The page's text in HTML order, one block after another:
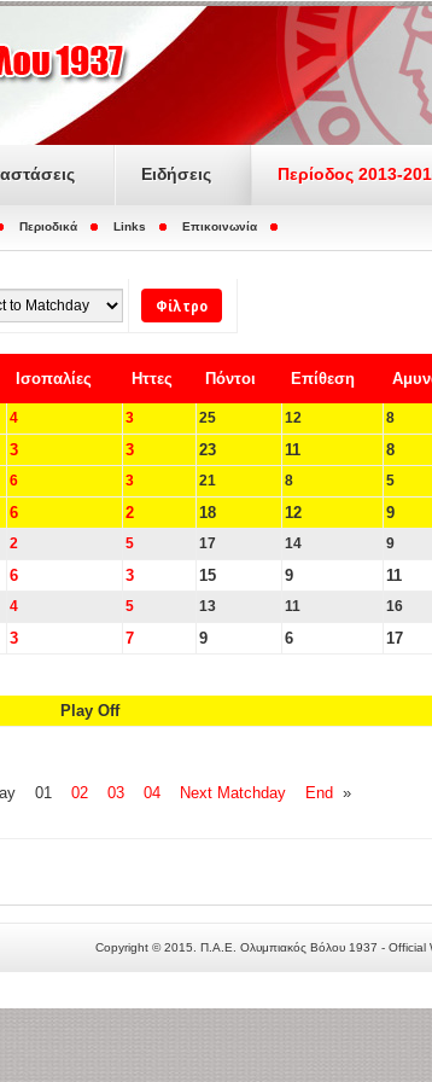
Ειδήσεις Περίοδος 2013-
Περιοδικά Links Επικοινωνία
Ισοπαλίες Ηττες Πόντοι Επίθεση
4 3 25 12 8
3 3 23 11 8
6 3 21 8 5
6 2 18 12 9
2 5 17 14 9
6 3 15 9 11
4 5 13 11 16
3 7 9 6 17
Play Off
01 02 03 04 Next Matchday End »
Copyright © 2015. Π.Α.Ε. Ολυμπιακός Βόλου 1937 - Official